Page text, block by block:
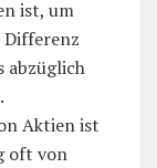
ist, um
Differenz
abzüglich
Aktien ist
oft von